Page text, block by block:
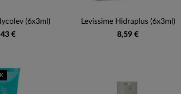
(6x3ml)
€
Levissime Hidraplus (6x3ml)
8,59 €